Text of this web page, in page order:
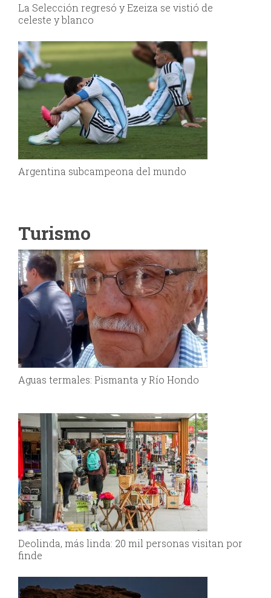
La Selección regresó y Ezeiza se vistió de
celeste y blanco
Argentina subcampeona del mundo
Turismo
Aguas termales: Pismanta y Río Hondo
Deolinda, más linda: 20 mil personas visitan por
finde